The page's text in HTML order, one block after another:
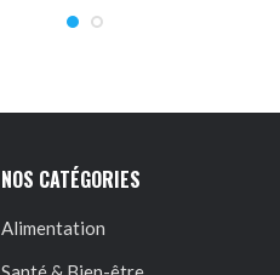
NOS CATÉGORIES
Alimentation